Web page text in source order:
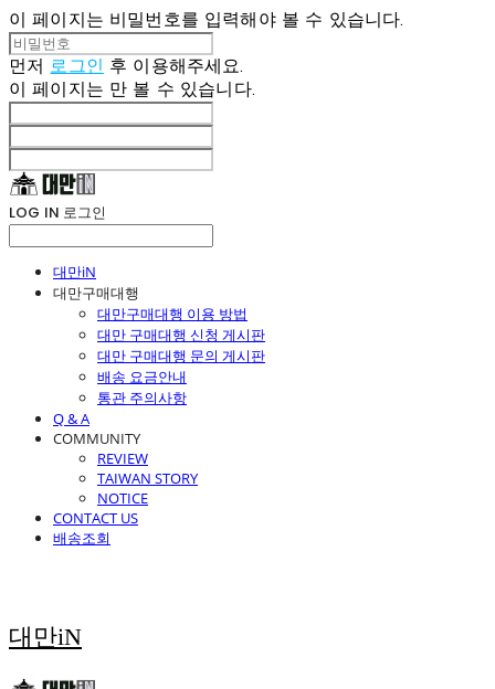
이 페이지는 비밀번호를 입력해야 볼 수 있습니다.
먼저 로그인 후 이용해주세요.
이 페이지는 만 볼 수 있습니다.
LOG IN 로그인
대만iN
대만구매대행
대만구매대행 이용 방법
대만 구매대행 신청 게시판
대만 구매대행 문의 게시판
배송 요금안내
통관 주의사항
Q & A
COMMUNITY
REVIEW
TAIWAN STORY
NOTICE
CONTACT US
배송조회
대만iN